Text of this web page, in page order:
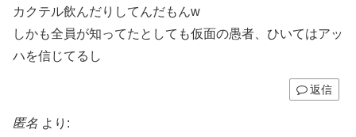
カクテル飲んだりしてんだもんw
しかも全員が知ってたとしても仮面の愚者、ひいてはアッ
ハを信じてるし
返信
匿名 より: